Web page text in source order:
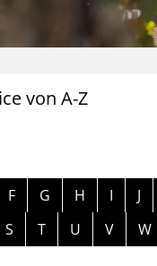
von A-Z
überspringen
F G H I J
S
T U V W